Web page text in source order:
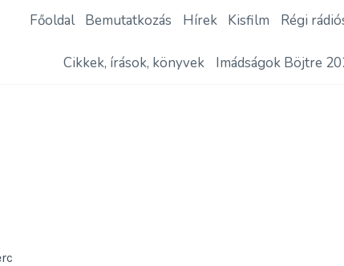
Főoldal Bemutatkozás Hírek Kisfilm Régi
Cikkek, írások, könyvek Imádságok Böjtre